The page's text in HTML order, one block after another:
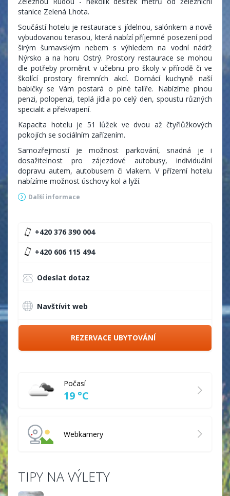
stanice Zelená Lhota.
Součástí hotelu je restaurace s jídelnou, salónkem a nově
vybudovanou terasou, která nabízí příjemné posezení pod
širým šumavským nebem s výhledem na vodní nádrž
Nýrsko a na horu Ostrý. Prostory restaurace se mohou
dle potřeby proměnit v učebnu pro školy v přírodě či ve
školící prostory firemních akcí. Domácí kuchyně naší
babičky se Vám postará o plné talíře. Nabízíme plnou
penzi, polopenzi, teplá jídla po celý den, spoustu různých
specialit a překvapení.
Kapacita hotelu je 51 lůžek ve dvou až čtyřlůžkových
pokojích se sociálním zařízením.
Samozřejmostí je možnost parkování, snadná je i
dosažitelnost pro zájezdové autobusy, individuální
dopravu autem, autobusem či vlakem. V přízemí hotelu
nabízíme možnost úschovy kol a lyží.
Další informace
+420 376 390 004
+420 606 115 494
Odeslat dotaz
Navštívit web
REZERVACE UBYTOVÁNÍ
Počasí
19 °C
Webkamery
TIPY NA VÝLETY